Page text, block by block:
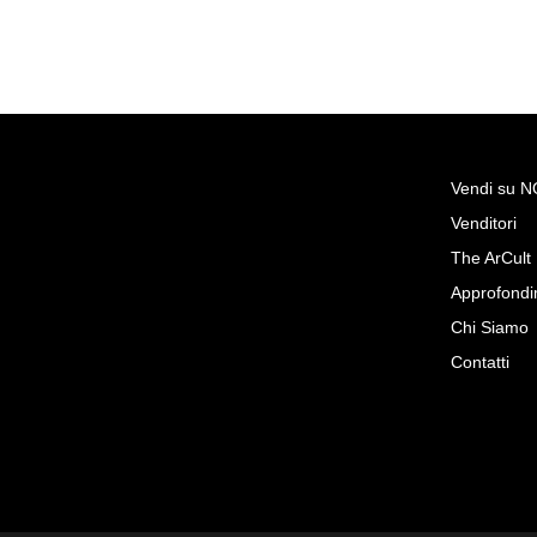
Richiedi Maggiori Info
Coppia di grandi poltrone,
maniera di
Vendi su
Venditori
The ArCult
Chi Siamo
Contatti